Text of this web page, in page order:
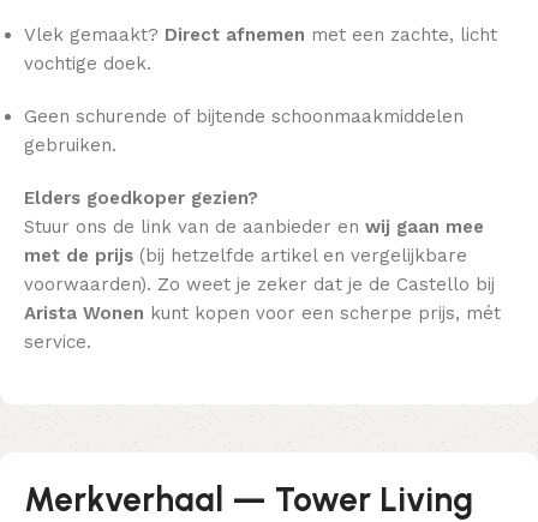
Vlek gemaakt? Direct afnemen met een zachte, licht
vochtige doek.
Geen schurende of bijtende schoonmaakmiddelen
gebruiken.
Elders goedkoper gezien?
Stuur ons de link van de aanbieder en wij gaan mee
met de prijs (bij hetzelfde artikel en vergelijkbare
voorwaarden). Zo weet je zeker dat je de Castello bij
Arista Wonen kunt kopen voor een scherpe prijs, mét
service.
Merkverhaal — Tower Living